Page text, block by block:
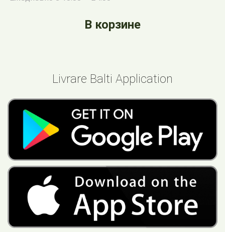
В корзине
Livrare Balti Application